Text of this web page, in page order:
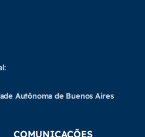
Autônoma de Buenos Aires
brochuras